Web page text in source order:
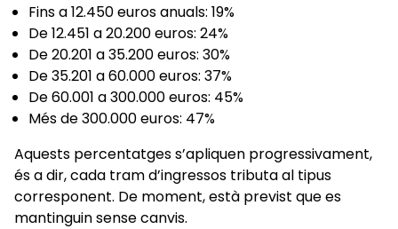
Fins a 12.450 euros anuals: 19%
De 12.451 a 20.200 euros: 24%
De 20.201 a 35.200 euros: 30%
De 35.201 a 60.000 euros: 37%
De 60.001 a 300.000 euros: 45%
Més de 300.000 euros: 47%
Aquests percentatges s’apliquen progressivament,
és a dir, cada tram d’ingressos tributa al tipus
corresponent. De moment, està previst que es
mantinguin sense canvis.